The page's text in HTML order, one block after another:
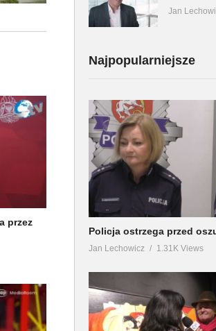
przez
Jan
Najpopularniejsze
Policja ostrzega przed
Jan Lechowicz 1.31K Views